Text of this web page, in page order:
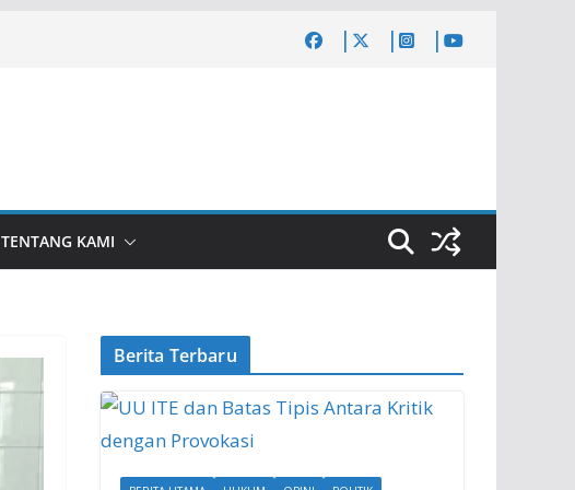
TENTANG KAMI
Berita Terbaru